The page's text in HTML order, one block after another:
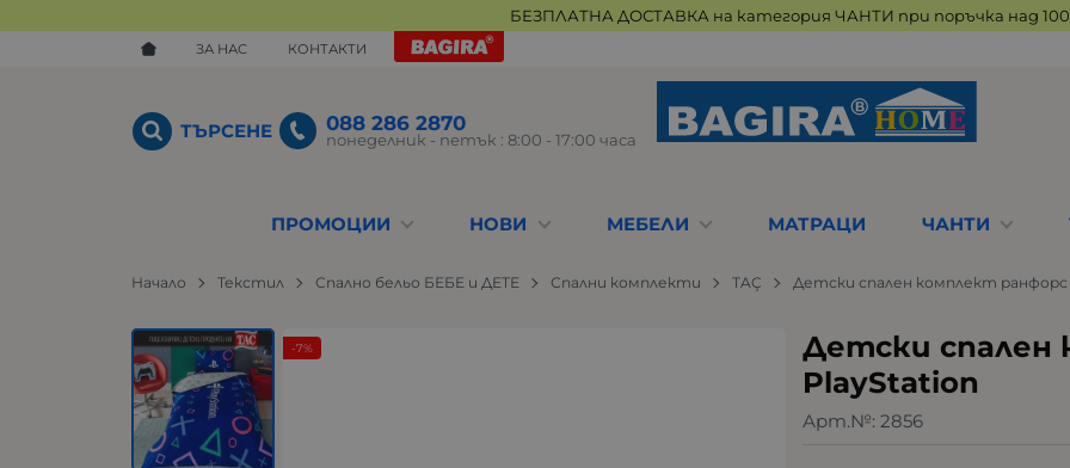
БЕЗПЛАТНА ДОСТАВКА на категория ЧАНТИ при поръчка над 100
ЗА НАС КОНТАКТИ
ТЪРСЕНЕ 088 286 2870
понеделник - петък : 8:00 - 17:00 часа
ПРОМОЦИИ НОВИ МЕБЕЛИ МАТРАЦИ ЧАНТИ
Начало Текстил Спално бельо БЕБЕ и ДЕТЕ Спални комплекти TAÇ Детски спален комплект ранфорс
Детски спален
PlayStation
Арт.№: 2856
-7%